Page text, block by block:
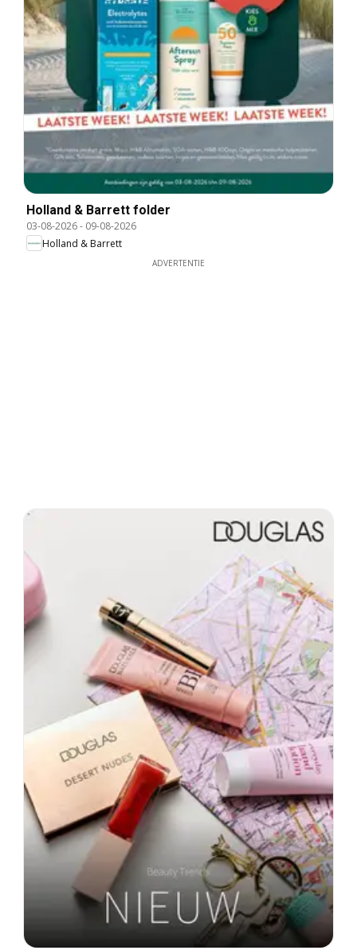
Holland & Barrett folder
03-08-2026- 09-08-2026
Holland & Barrett
ADVERTENTIE